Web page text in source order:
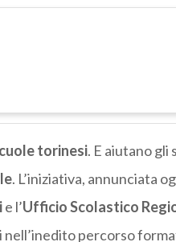
torinesi. E aiutano gli
. L’iniziativa, annunciata
e l’Ufficio Scolastico
percorso